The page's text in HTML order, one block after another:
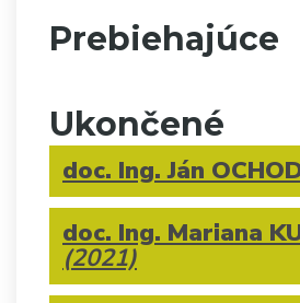
Prebiehajúce
Ukončené
doc. Ing. Ján
doc. Ing. Mariana
(2021)